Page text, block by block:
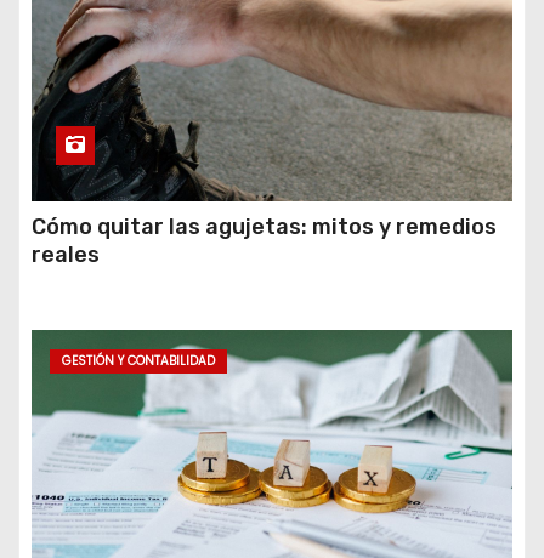
Cómo quitar las agujetas: mitos y remedios
reales
GESTIÓN Y CONTABILIDAD